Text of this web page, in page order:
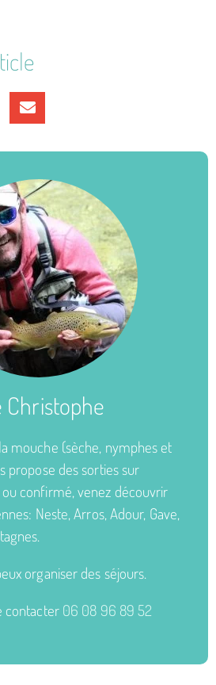
Christophe
mouche (sèche, nymphes et
propose des sorties sur
confirmé, venez découvrir
Neste, Arros, Adour, Gave,
organiser des séjours.
contacter 06 08 96 89 52